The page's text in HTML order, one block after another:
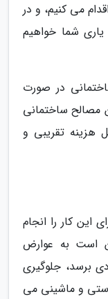
می کنیم، و در
شما خواهیم
در صورت
مصالح ساختمانی
هزینه تقریبی و
این کار را انجام
است به عوارض
برسد، جلوگیری
و ماشینی می